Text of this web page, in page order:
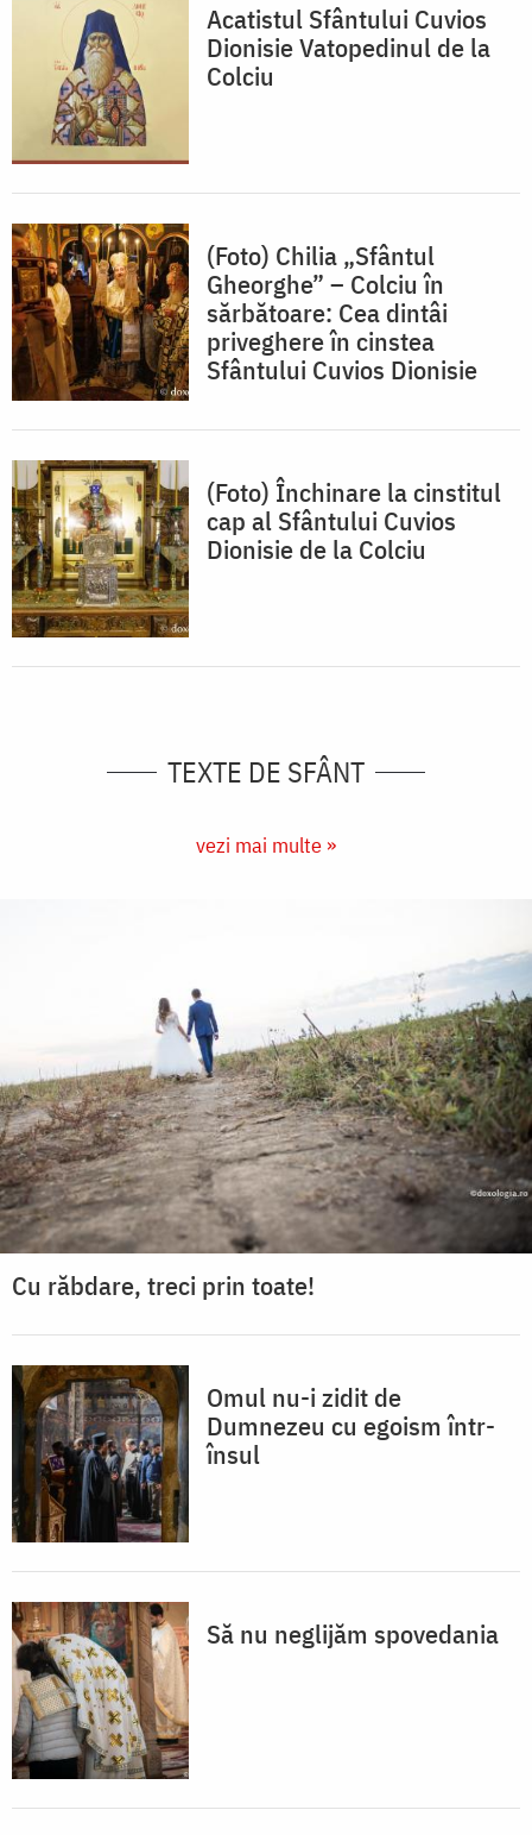
Acatistul Sfântului Cuvios
Dionisie Vatopedinul de la
Colciu
(Foto) Chilia „Sfântul
Gheorghe” – Colciu în
sărbătoare: Cea dintâi
priveghere în cinstea
Sfântului Cuvios Dionisie
(Foto) Închinare la cinstitul
cap al Sfântului Cuvios
Dionisie de la Colciu
TEXTE DE SFÂNT
vezi mai multe »
Cu răbdare, treci prin toate!
Omul nu-i zidit de
Dumnezeu cu egoism într-
însul
Să nu neglijăm spovedania